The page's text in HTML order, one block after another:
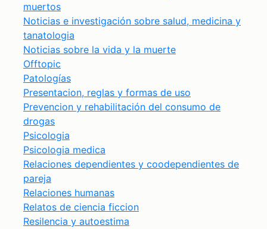
muertos
Noticias e investigación sobre salud, medicina y
tanatologia
Noticias sobre la vida y la muerte
Offtopic
Patologías
Presentacion, reglas y formas de uso
Prevencion y rehabilitación del consumo de
drogas
Psicologia
Psicologia medica
Relaciones dependientes y coodependientes de
pareja
Relaciones humanas
Relatos de ciencia ficcion
Resilencia y autoestima